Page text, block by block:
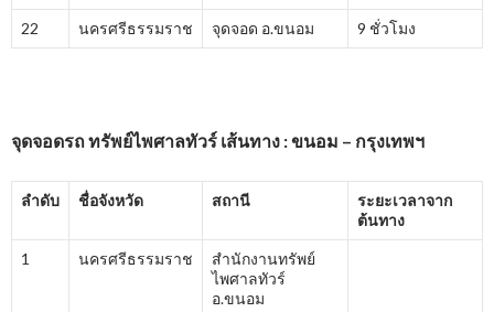
22 นครศรีธรรมราช จุดจอด อ.ขนอม 9 ชั่วโมง
จุดจอดรถ ทรัพย์ไพศาลทัวร์ เส้นทาง : ขนอม – กรุงเทพฯ
ลำดับ ชื่อจังหวัด สถานี
ระยะเวลาจาก
ต้นทาง
1 นครศรีธรรมราช
สำนักงานทรัพย์
ไพศาลทัวร์
อ.ขนอม